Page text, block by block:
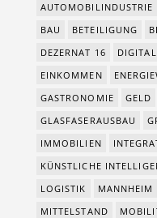
AUTOMOBILINDUSTRIE
BAU
BETEILIGUNG
DEZERNAT 16
EINKOMMEN
GASTRONOMIE
GELD
GLASFASERAUSBAU
IMMOBILIEN
KÜNSTLICHE
LOGISTIK
MANNHEIM
MITTELSTAND